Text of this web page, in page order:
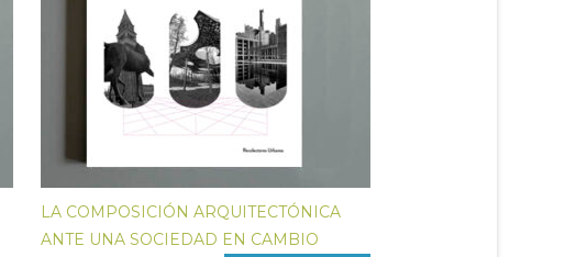
LA COMPOSICIÓN ARQUITECTÓNICA
ANTE UNA SOCIEDAD EN CAMBIO